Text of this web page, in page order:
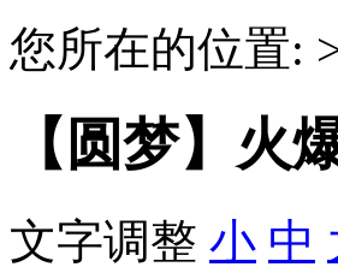
您所在的位置:
【圆梦】火
文字调整 小 中